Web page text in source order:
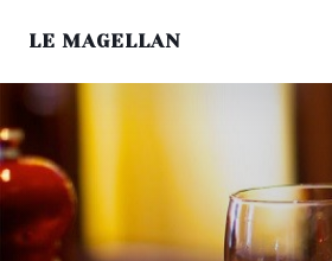
LE MAGELLAN